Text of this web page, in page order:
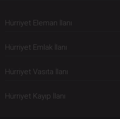
Hürriyet Eleman İlanı
Hürriyet Emlak İlanı
Hürriyet Vasıta İlanı
Hürriyet Kayıp İlanı